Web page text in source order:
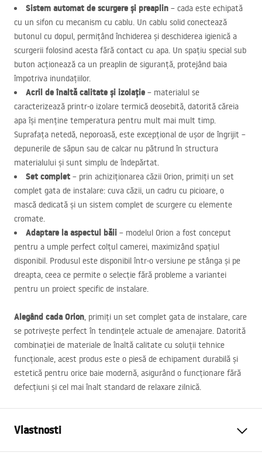
Sistem automat de scurgere și preaplin – cada este echipată
cu un sifon cu mecanism cu cablu. Un cablu solid conectează
butonul cu dopul, permițând închiderea și deschiderea igienică a
scurgerii folosind acesta fără contact cu apa. Un spațiu special sub
buton acționează ca un preaplin de siguranță, protejând baia
împotriva inundațiilor.
Acril de înaltă calitate și izolație – materialul se
caracterizează printr-o izolare termică deosebită, datorită căreia
apa își menține temperatura pentru mult mai mult timp.
Suprafața netedă, neporoasă, este excepțional de ușor de îngrijit –
depunerile de săpun sau de calcar nu pătrund în structura
materialului și sunt simplu de îndepărtat.
Set complet – prin achiziționarea căzii Orion, primiți un set
complet gata de instalare: cuva căzii, un cadru cu picioare, o
mască dedicată și un sistem complet de scurgere cu elemente
cromate.
Adaptare la aspectul băii – modelul Orion a fost conceput
pentru a umple perfect colțul camerei, maximizând spațiul
disponibil. Produsul este disponibil într-o versiune pe stânga și pe
dreapta, ceea ce permite o selecție fără probleme a variantei
pentru un proiect specific de instalare.
Alegând cada Orion, primiți un set complet gata de instalare, care
se potrivește perfect în tendințele actuale de amenajare. Datorită
combinației de materiale de înaltă calitate cu soluții tehnice
funcționale, acest produs este o piesă de echipament durabilă și
estetică pentru orice baie modernă, asigurând o funcționare fără
defecțiuni și cel mai înalt standard de relaxare zilnică.
Vlastnosti